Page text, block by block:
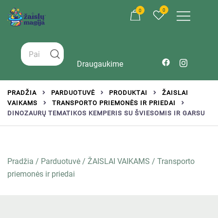
0 0
Draugaukime
PRADŽIA PARDUOTUVĖ PRODUKTAI
ŽAISLAI
VAIKAMS
TRANSPORTO PRIEMONĖS IR PRIEDAI
DINOZAURŲ TEMATIKOS KEMPERIS SU ŠVIESOMIS IR GARSU
Pradžia / Parduotuvė / ŽAISLAI VAIKAMS / Transporto
priemonės ir priedai